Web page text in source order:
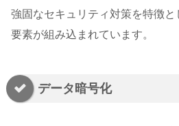
強固なセキュリティ対策を特徴
要素が組み込まれています。
データ暗号化